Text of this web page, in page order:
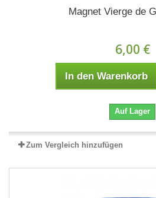
Magnet Vierge de
6,00 €
In den Warenkorb
Auf Lager
Zum Vergleich hinzufügen